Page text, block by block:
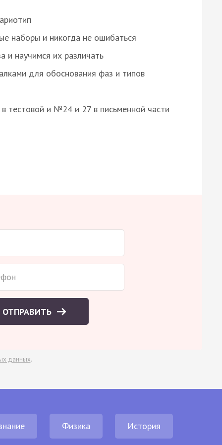
наборы и никогда не ошибаться
и научимся их различать
для обоснования фаз и типов
тестовой и №24 и 27 в письменной части
ОТПРАВИТЬ
данных.
Физика История